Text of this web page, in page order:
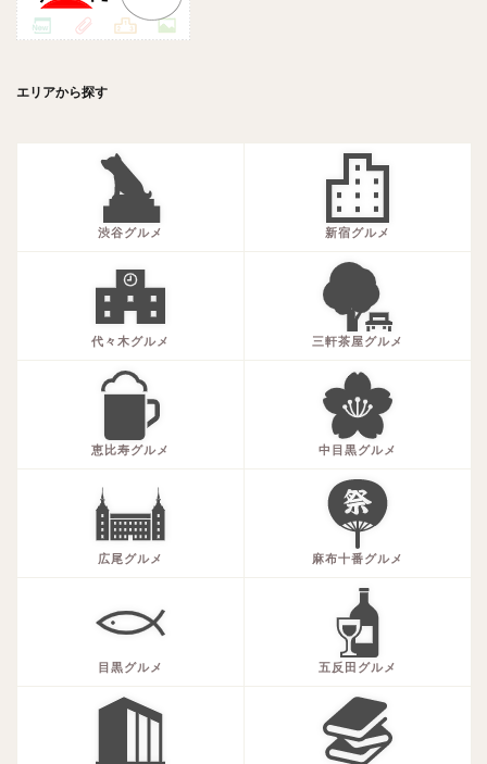
エリアから探す
渋谷グルメ 新宿グルメ
代々木グルメ 三軒茶屋グルメ
恵比寿グルメ 中目黒グルメ
広尾グルメ 麻布十番グルメ
目黒グルメ 五反田グルメ